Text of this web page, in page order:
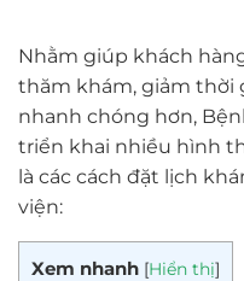
Nhằm giúp khách
thăm khám, giảm thời
nhanh chóng hơn,
triển khai nhiều hình
là các cách đặt lịch
viện:
Xem nhanh [Hiển thị]